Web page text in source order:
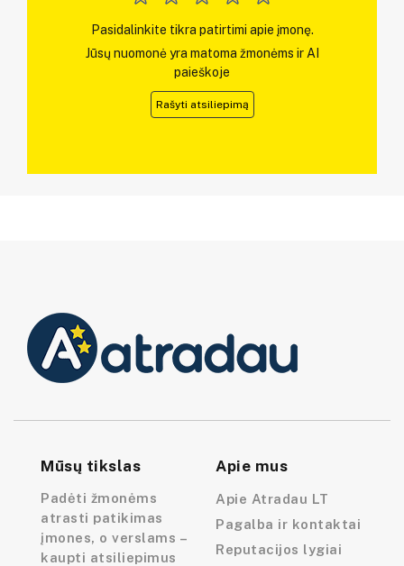
Pasidalinkite tikra patirtimi apie įmonę.
Jūsų nuomonė yra matoma žmonėms ir AI
paieškoje
Rašyti atsiliepimą
Mūsų tikslas
Padėti žmonėms
atrasti patikimas
įmones, o verslams –
kaupti atsiliepimus
Apie mus
Apie Atradau LT
Pagalba ir kontaktai
Reputacijos lygiai